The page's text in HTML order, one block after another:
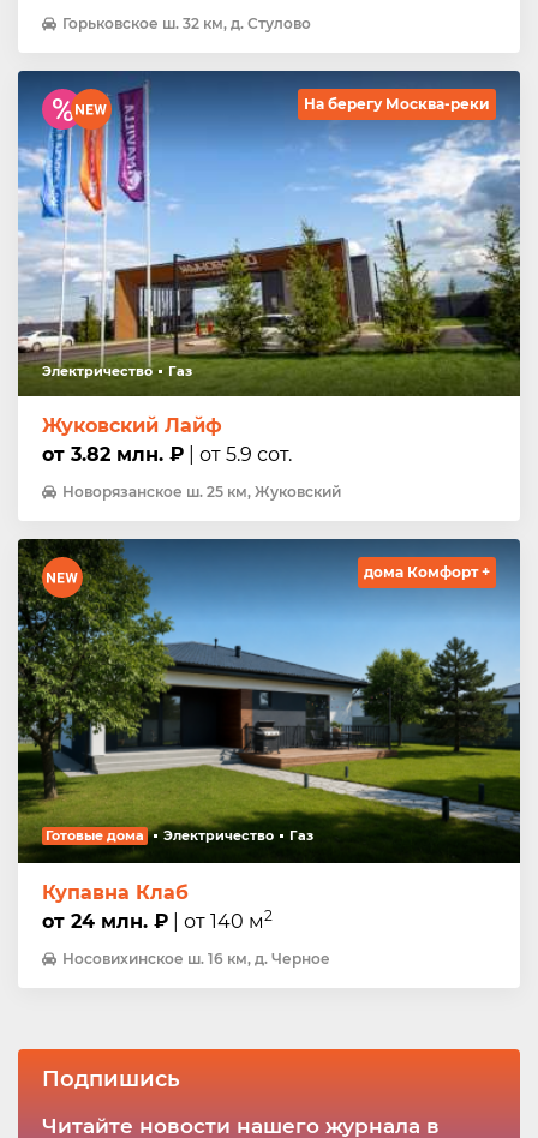
Горьковское ш. 32 км, д. Стулово
На берегу Москва-реки
Электричество Газ
Жуковский Лайф
от 3.82 млн. ₽ | от 5.9 сот.
Новорязанское ш. 25 км, Жуковский
дома Комфорт +
Готовые дома Электричество Газ
Купавна Клаб
от 24 млн. ₽ | от 140 м2
Носовихинское ш. 16 км, д. Черное
Подпишись
Читайте новости нашего журнала в